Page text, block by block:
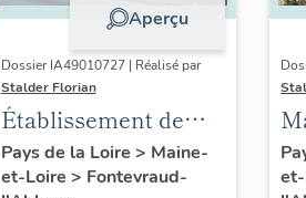
Aperçu
Dossier IA49010727 | Réalisé par
Stalder Florian
Établissement de
danse et salle de
spectacle
Pays de la Loire > Maine-
et-Loire > Fontevraud-